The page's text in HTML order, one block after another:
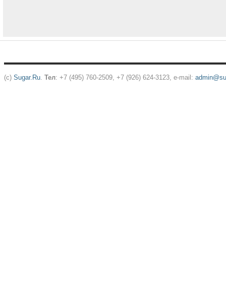
(c) Sugar.Ru Тел: +7 (495) 760-2509, +7 (926) 624-3123, e-mail: